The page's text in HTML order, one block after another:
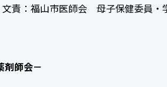
文責：福山市医師会 母子保健委員
師会－